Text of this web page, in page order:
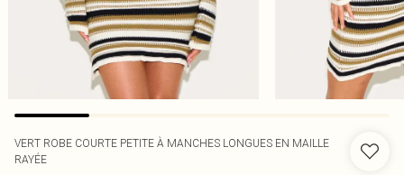
VERT ROBE COURTE PETITE À MANCHES LONGUES EN MAILLE
RAYÉE